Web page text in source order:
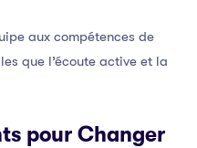
aux compétences de
que l’écoute active et la
pour Changer